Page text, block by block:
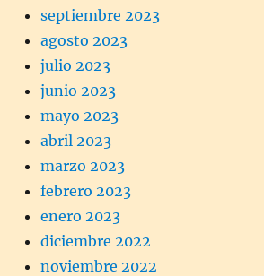
septiembre 2023
agosto 2023
julio 2023
junio 2023
mayo 2023
abril 2023
marzo 2023
febrero 2023
enero 2023
diciembre 2022
noviembre 2022